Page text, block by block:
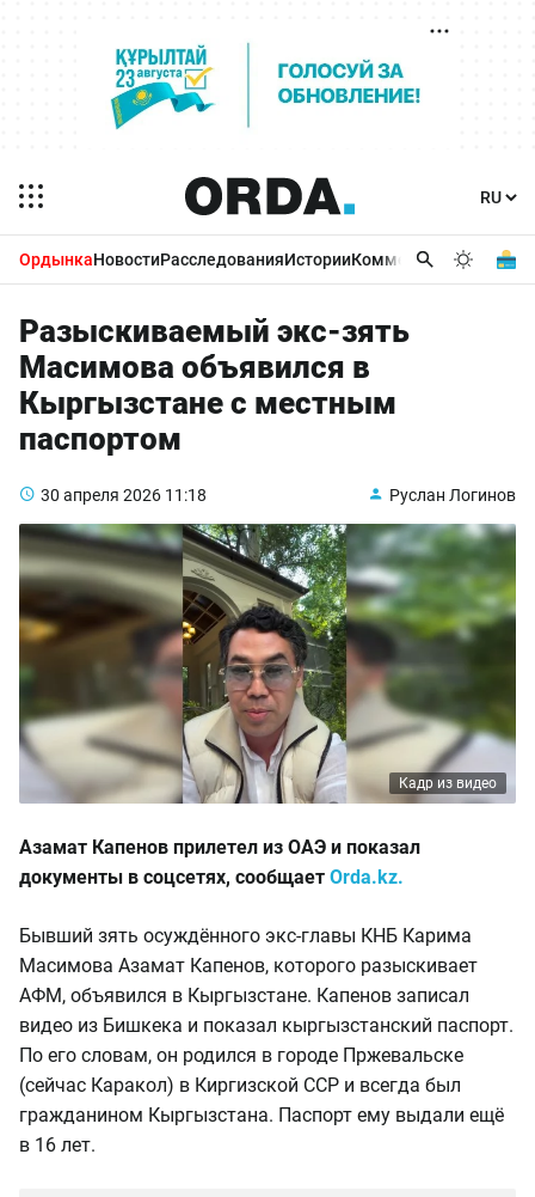
ОрдынкаНовостиРасследованияИсторииКомментарииБизнес
Разыскиваемый экс-зять
Масимова объявился в
Кыргызстане с местным
паспортом
30 апреля 2026 11:18 Руслан Логинов
Кадр из видео
Азамат Капенов прилетел из ОАЭ и показал
документы в соцсетях, сообщает Orda.kz.
Бывший зять осуждённого экс-главы КНБ Карима
Масимова Азамат Капенов, которого разыскивает
АФМ, объявился в Кыргызстане. Капенов записал
видео из Бишкека и показал кыргызстанский паспорт.
По его словам, он родился в городе Пржевальске
(сейчас Каракол) в Киргизской ССР и всегда был
гражданином Кыргызстана. Паспорт ему выдали ещё
в 16 лет.